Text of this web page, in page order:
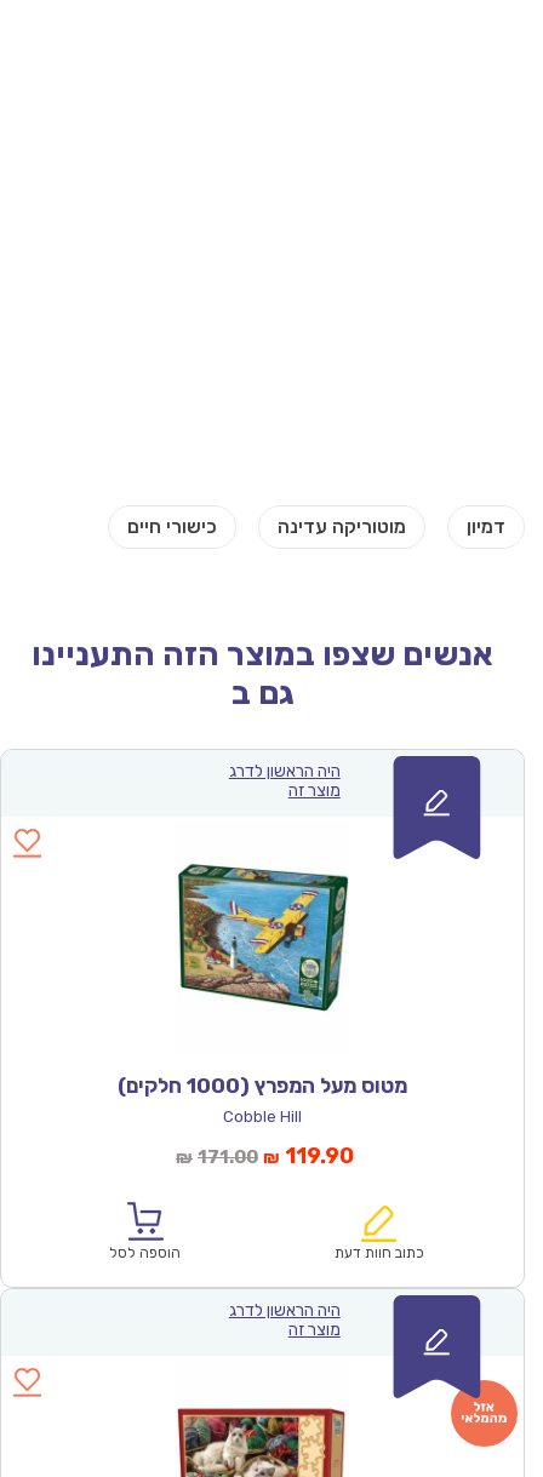
אנשים שצפו במוצר הזה התעניינו
גם ב
היה הראשון לדרג
מוצר זה
מטוס מעל המפרץ (1000 חלקים)
Cobble Hill
₪ 171.00המחיר
₪171.00.
₪ 119.90המחיר
הוא:
כתוב חוות דעת הוספה לסל
היה הראשון לדרג
מוצר זה